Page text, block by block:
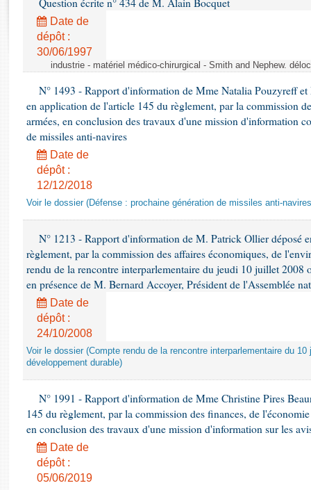
Rapports d'enquête
Rapports législatifs
Rapports sur l'application des lois
Baromètre de l’application des lois
Dossiers législatifs
Budget et sécurité sociale
Questions écrites et orales
Question écrite n° 434 de M. Alain Bocquet
Date de
dépôt :
30/06/1997
industrie - matériel médico-chirurgical - Smith and Nephew.
N° 1493 - Rapport d'information de Mme Natalia Pouzyreff
en application de l'article 145 du règlement, par la commission
armées, en conclusion des travaux d'une mission d'information
de missiles anti-navires
Date de
dépôt :
12/12/2018
Voir le dossier (Défense : prochaine génération de missiles anti-
N° 1213 - Rapport d'information de M. Patrick Ollier déposé
règlement, par la commission des affaires économiques, de
rendu de la rencontre interparlementaire du jeudi 10 juillet 2008
en présence de M. Bernard Accoyer, Président de l'Assemblée
Date de
dépôt :
24/10/2008
Voir le dossier (Compte rendu de la rencontre interparlementaire du
développement durable)
N° 1991 - Rapport d'information de Mme Christine Pires
145 du règlement, par la commission des finances, de
en conclusion des travaux d'une mission d'information sur les
Date de
dépôt :
05/06/2019